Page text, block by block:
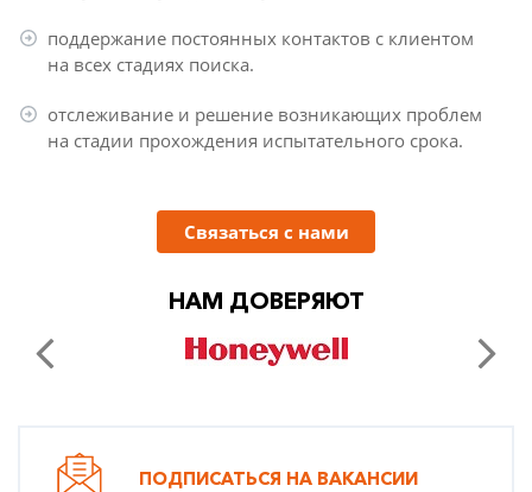
поддержание постоянных контактов с клиентом
на всех стадиях поиска.
отслеживание и решение возникающих проблем
на стадии прохождения испытательного срока.
Связаться с нами
НАМ ДОВЕРЯЮТ
ПОДПИСАТЬСЯ НА ВАКАНСИИ